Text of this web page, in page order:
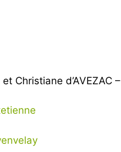
Christiane d’AVEZAC –